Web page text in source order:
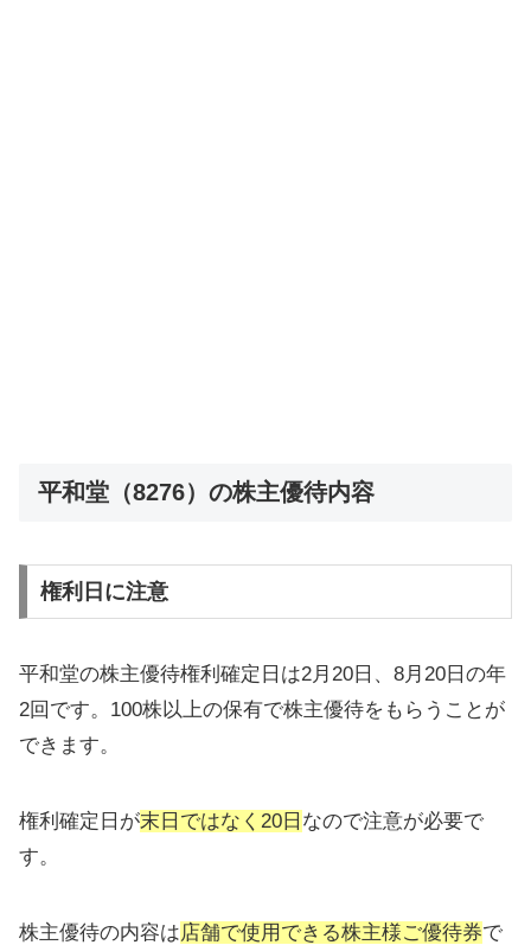
平和堂（8276）の株主優待内容
権利日に注意
平和堂の株主優待権利確定日は2月20日、8月20日の年
2回です。100株以上の保有で株主優待をもらうことが
できます。
権利確定日が末日ではなく20日 なので注意が必要で
す。
株主優待の内容は店舗で使用できる株主様ご優待券で